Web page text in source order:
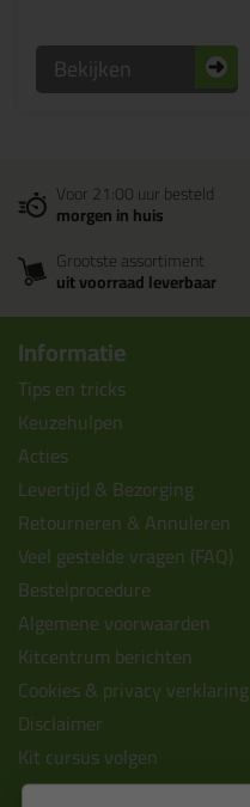
Bekijken
Voor 21:00 uur besteld
morgen in huis
Grootste assortiment
uit voorraad leverbaar
Informatie
Tips en tricks
Keuzehulpen
Acties
Levertijd & Bezorging
Retourneren & Annuleren
Veel gestelde vragen (FAQ)
Bestelprocedure
Algemene voorwaarden
Kitcentrum berichten
Cookies & privacy verklaring
Disclaimer
Kit cursus volgen